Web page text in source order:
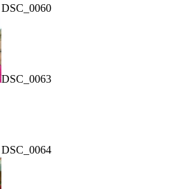
DSC_0060
DSC_0063
DSC_0064